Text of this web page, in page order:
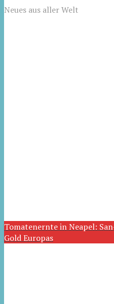
Neues aus aller Welt
Tomatenernte in Neapel:
Gold Europas